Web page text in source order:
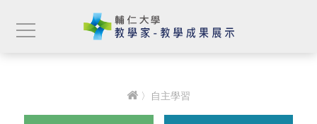
〉自主學習